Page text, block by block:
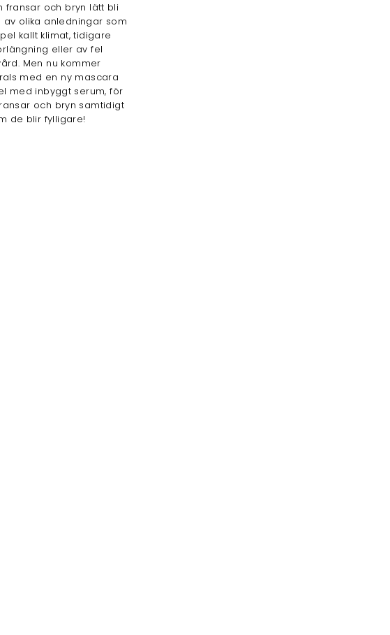
fransar och bryn lätt bli
olika anledningar som
kallt klimat, tidigare
eller av fel
Men nu kommer
med en ny mascara
med inbyggt serum, för
och bryn samtidigt
de blir fylligare!